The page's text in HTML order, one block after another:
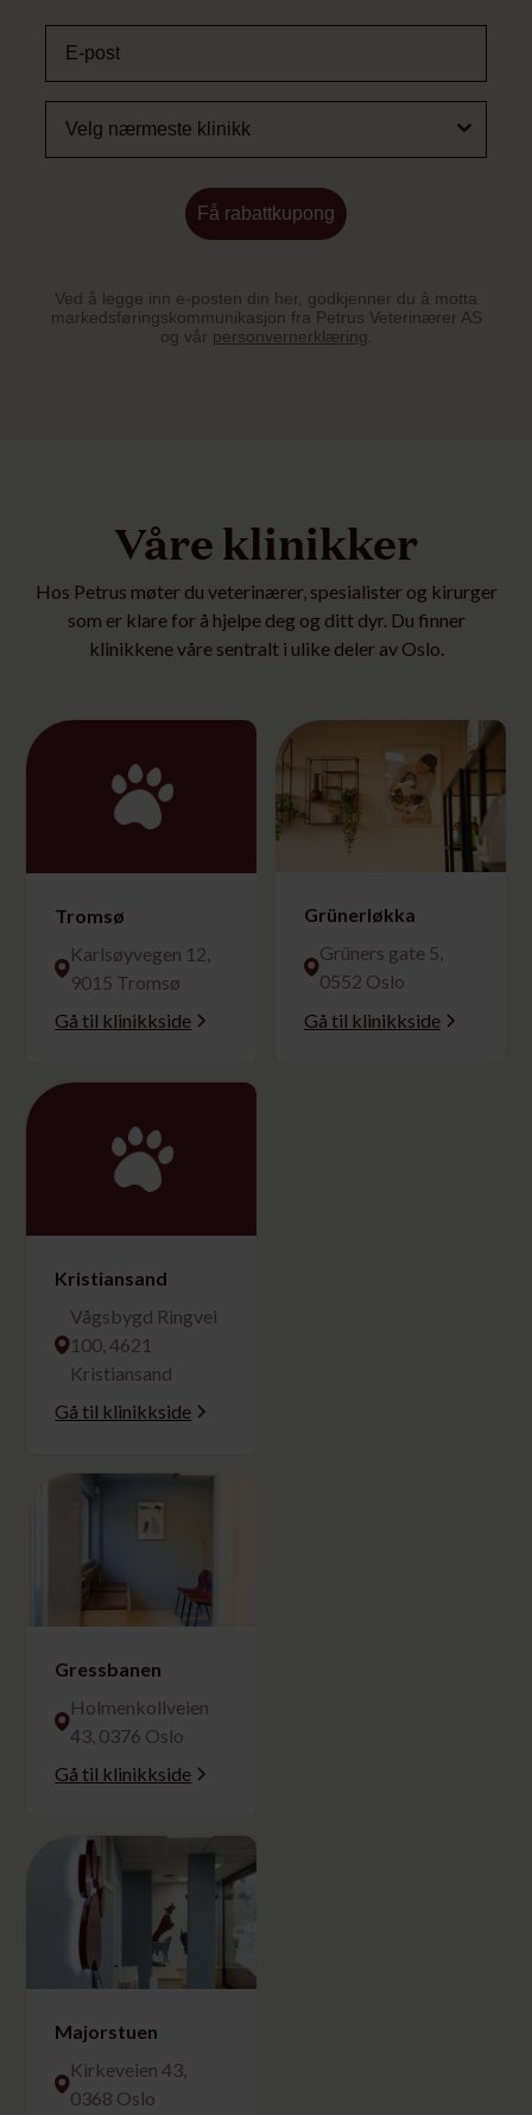
Få rabattkupong
Ved å legge inn e-posten din her, godkjenner du å motta
markedsføringskommunikasjon fra Petrus Veterinærer AS
og vår personvernerklæring
Våre klinikker
Hos Petrus møter du veterinærer, spesialister og kirurger
som er klare for å hjelpe deg og ditt dyr. Du finner
klinikkene våre sentralt i ulike deler av Oslo.
Tromsø
Karlsøyvegen 12,
9015 Tromsø
Gå til klinikkside
Kristiansand
Vågsbygd Ringvei
100, 4621
Kristiansand
Gå til klinikkside
Gressbanen
Holmenkollveien
43, 0376 Oslo
Gå til klinikkside
Majorstuen
Kirkeveien 43,
0368 Oslo
Grünerløkka
Grüners gate 5,
0552 Oslo
Gå til klinikkside